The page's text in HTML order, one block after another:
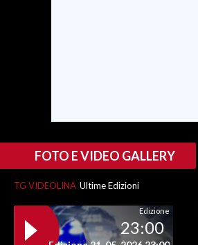
ABBONATI
ANNUNCI
NECROLOGI
PUBBLICITÀ
SPIAGGE
STORE
FOTO E VIDEO GALLERY
TG VIDEOLINA Ultime Edizioni
Edizione
23:00